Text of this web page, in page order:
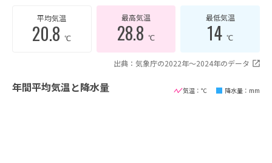
平均気温
20.8℃
最高気温
28.8 ℃
最低気温
14℃
出典：気象庁の2022年〜2024年のデータ
年間平均気温と降水量 気温：℃ 降水量：mm